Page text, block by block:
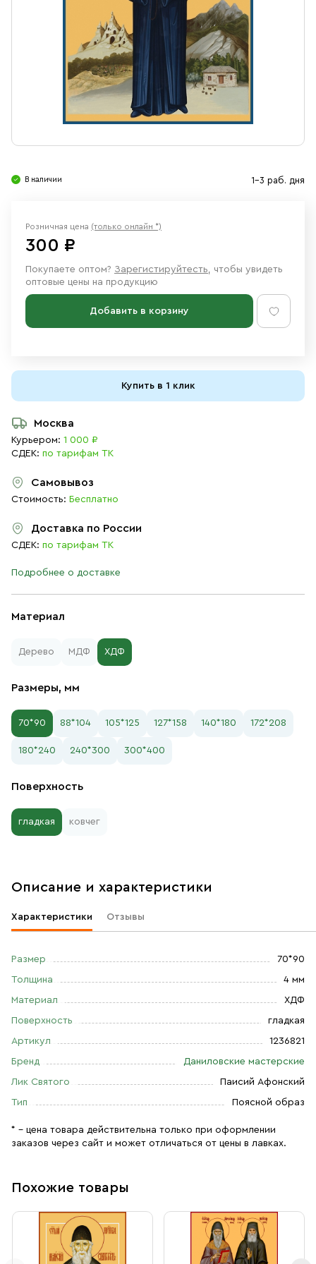
Ювелирные изделия
В наличии 1-3 раб. дня
Материал
Дерево МДФ ХДФ
Размеры, мм
70*90 88*104 105*125 127*158 140*180 172*208
180*240 240*300 300*400
Поверхность
гладкая ковчег
Розничная цена (только онлайн *)
300 ₽
Покупаете оптом? Зарегистируйтесть, чтобы увидеть
оптовые цены на продукцию
Добавить в корзину
Купить в 1 клик
Москва
Курьером: 1 000 ₽
СДЕК: по тарифам ТК
Самовывоз
Стоимость: Бесплатно
Доставка по России
СДЕК: по тарифам ТК
Подробнее о доставке
Описание и характеристики
Характеристики Отзывы
Размер 70*90
Толщина 4 мм
Материал ХДФ
Поверхность гладкая
Артикул 1236821
Бренд Даниловские мастерские
Лик Святого Паисий Афонский
Тип Поясной образ
* – цена товара действительна только при оформлении
заказов через сайт и может отличаться от цены в лавках.
Похожие товары